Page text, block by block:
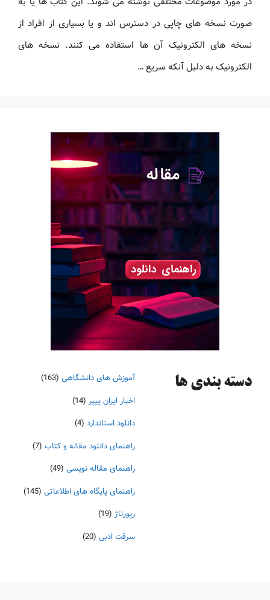
صورت نسخه های چاپی در دسترس اند و یا بسیاری از افراد از
نسخه های الکترونیک آن ها استفاده می کنند. نسخه های
الکترونیک به دلیل آنکه سریع …
دسته‌ بندی ها آموزش های دانشگاهی (163)
اخبار ایران پیپر (14)
دانلود استاندارد (4)
راهنمای دانلود مقاله و کتاب (7)
راهنمای مقاله نویسی (49)
راهنمای پایگاه های اطلاعاتی (145)
رپورتاژ (19)
سرقت ادبی (20)